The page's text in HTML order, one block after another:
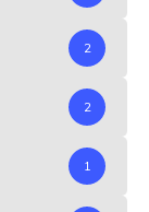
2
2
1